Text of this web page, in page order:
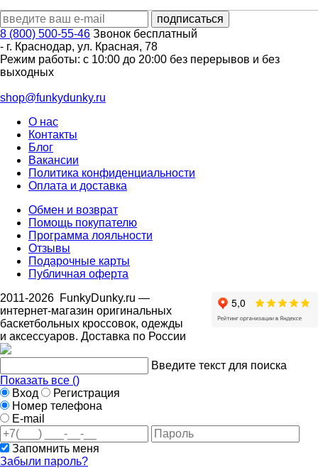
8 (800) 500-55-46 Звонок бесплатный
- г. Краснодар, ул. Красная, 78
Режим работы: с 10:00 до 20:00 без перерывов и без
выходных
shop@funkydunky.ru
О нас
Контакты
Блог
Вакансии
Политика конфиденциальности
Оплата и доставка
Обмен и возврат
Помощь покупателю
Программа лояльности
Отзывы
Подарочные карты
Публичная оферта
2011-2026 FunkyDunky.ru —
интернет-магазин оригинальных
баскетбольных кроссовок, одежды
и аксессуаров. Доставка по России
Введите текст для поиска
Показать все ()
Вход
Регистрация
Номер телефона
E-mail
Запомнить меня
Забыли пароль?